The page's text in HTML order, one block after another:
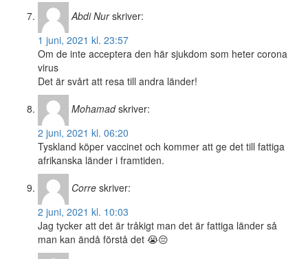
Abdi Nur skriver:
1 juni, 2021 kl. 23:57
Om de inte acceptera den här sjukdom som heter corona
virus
Det är svårt att resa till andra länder!
Mohamad skriver:
2 juni, 2021 kl. 06:20
Tyskland köper vaccinet och kommer att ge det till fattiga
afrikanska länder i framtiden.
Corre skriver:
2 juni, 2021 kl. 10:03
Jag tycker att det är tråkigt man det är fattiga länder så
man kan ändå förstå det 😭😔